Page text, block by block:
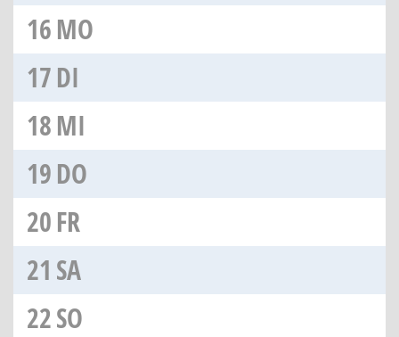
16MO
17DI
18MI
19DO
20FR
21 SA
22SO